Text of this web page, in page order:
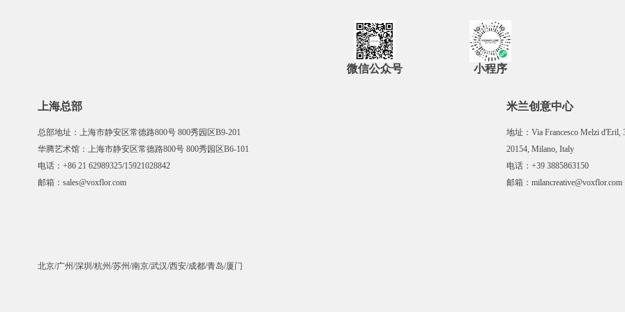
微信公众号 小程序
上海总部
总部地址：上海市静安区常德路800号 800秀园区B9-201
华腾艺术馆：上海市静安区常德路800号 800秀园区B6-101
电话：+86 21 62989325/15921028842
邮箱：sales@voxflor.com
米兰创意中心
地址：Via Francesco Melzi d'Eril,
20154, Milano, Italy
电话：+39 3885863150
邮箱：milancreative@voxflor.com
北京/广州/深圳/杭州/苏州/南京/武汉/西安/成都/青岛/厦门